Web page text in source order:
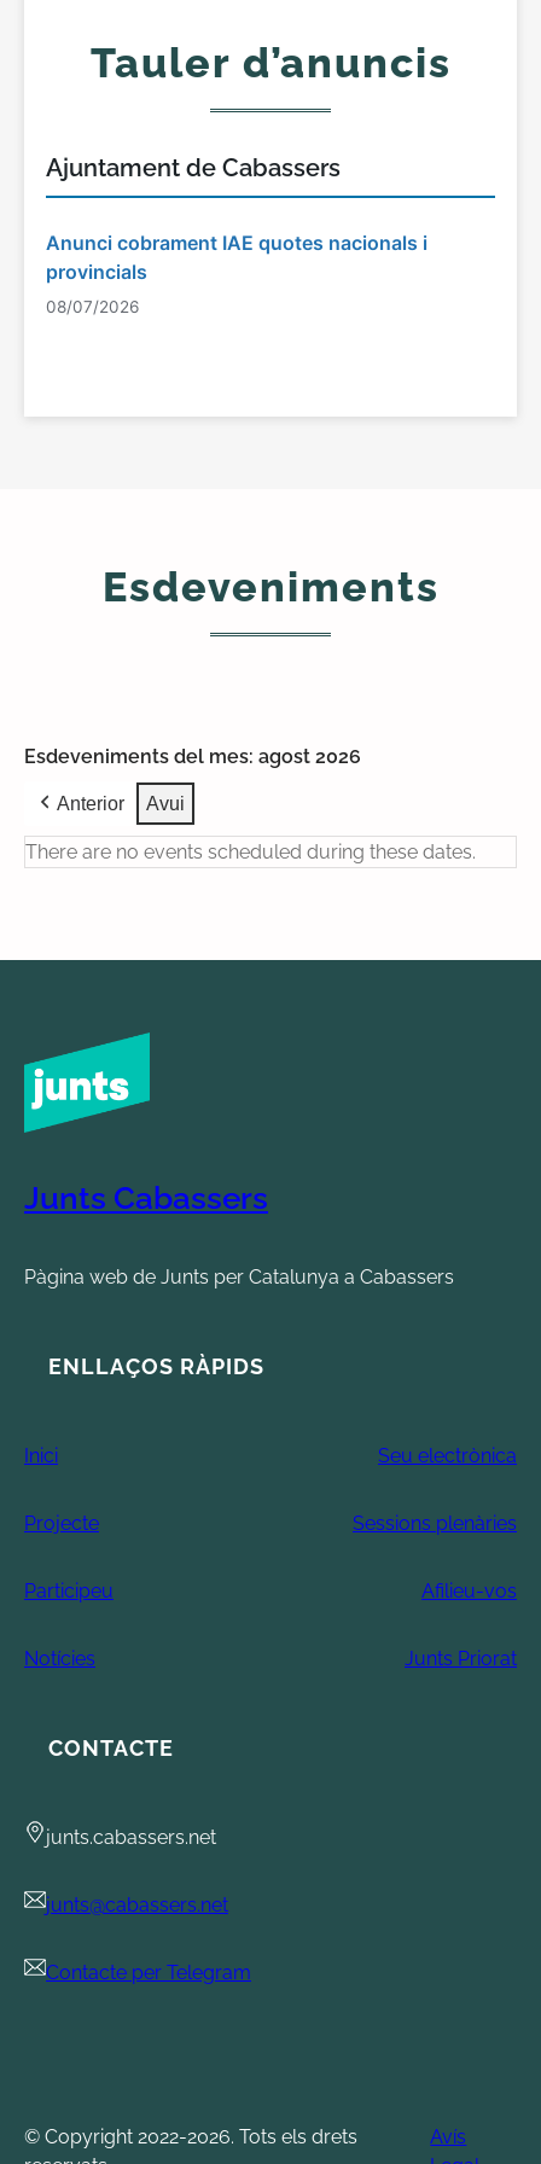
Tauler d’anuncis
Ajuntament de Cabassers
Anunci cobrament IAE quotes nacionals i
provincials
08/07/2026
Esdeveniments
Esdeveniments del mes: agost 2026
Anterior Avui
There are no events scheduled during these dates.
Junts Cabassers
Pàgina web de Junts per Catalunya a Cabassers
ENLLAÇOS RÀPIDS
Inici Seu electrònica
Projecte Sessions plenàries
Participeu Afilieu-vos
Notícies Junts Priorat
CONTACTE
junts.cabassers.net
junts@cabassers.net
Contacte per Telegram
© Copyright 2022-2026. Tots els drets
Avís